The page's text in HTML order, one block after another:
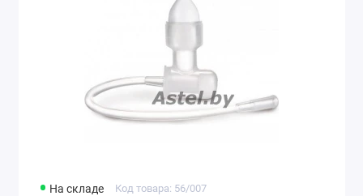
На складе Код товара: 56/007